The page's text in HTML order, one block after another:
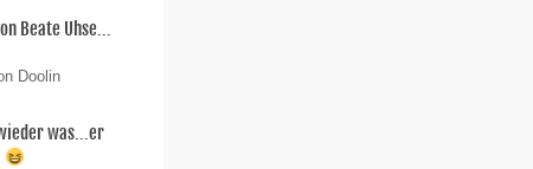
Beate Uhse...
Doolin
was...er